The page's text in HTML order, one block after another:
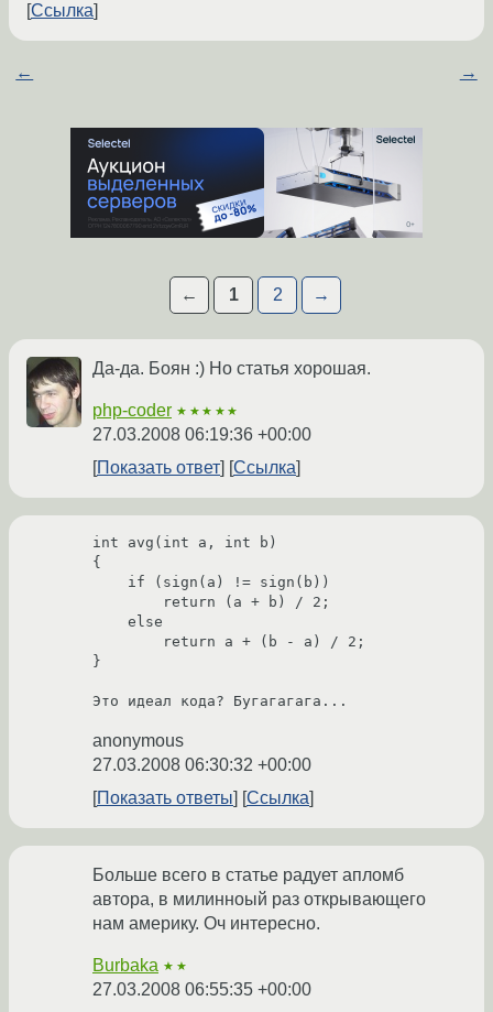
Ссылка
← →
← 1 2 →
Да-да. Боян :) Но статья хорошая.
php-coder ★★★★★
27.03.2008 06:19:36 +00:00
Показать ответ
Ссылка
int avg(int a, int b)
{
}
Это идеал кода? Бугагагага...
anonymous
27.03.2008 06:30:32 +00:00
Показать ответы
Ссылка
Больше всего в статье радует апломб
автора, в милинноый раз открывающего
нам америку. Оч интересно.
Burbaka ★★
27.03.2008 06:55:35 +00:00